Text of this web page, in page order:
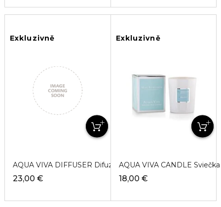
Exkluzivně
AQUA VIVA DIFFUSER Difuzér
23,00 €
Exkluzivně
AQUA VIVA CANDLE Sviečka
18,00 €